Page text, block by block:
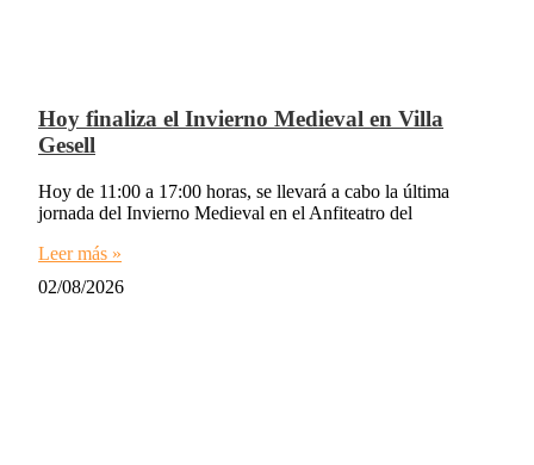
Hoy finaliza el Invierno Medieval en Villa
Gesell
Hoy de 11:00 a 17:00 horas, se llevará a cabo la última
jornada del Invierno Medieval en el Anfiteatro del
Leer más »
02/08/2026